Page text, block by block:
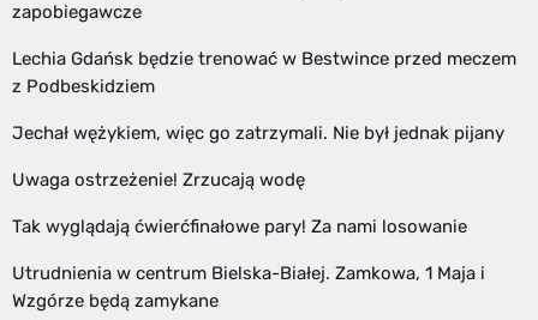
zapobiegawcze
Lechia Gdańsk będzie trenować w Bestwince przed meczem
z Podbeskidziem
Jechał wężykiem, więc go zatrzymali. Nie był jednak pijany
Uwaga ostrzeżenie! Zrzucają wodę
Tak wyglądają ćwierćfinałowe pary! Za nami losowanie
Utrudnienia w centrum Bielska-Białej. Zamkowa, 1 Maja i
Wzgórze będą zamykane